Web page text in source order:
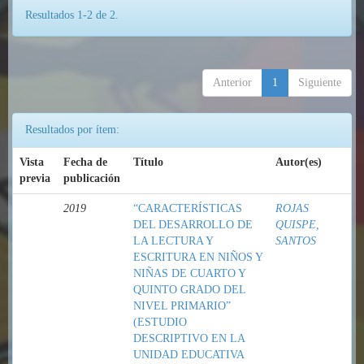
Resultados 1-2 de 2.
Anterior 1 Siguiente
Resultados por ítem:
Vista
previa
Fecha de
publicación
Título Autor(es)
2019
“CARACTERÍSTICAS
DEL DESARROLLO DE
LA LECTURA Y
ESCRITURA EN NIÑOS Y
NIÑAS DE CUARTO Y
QUINTO GRADO DEL
NIVEL PRIMARIO”
(ESTUDIO
DESCRIPTIVO EN LA
UNIDAD EDUCATIVA
ROJAS
QUISPE,
SANTOS